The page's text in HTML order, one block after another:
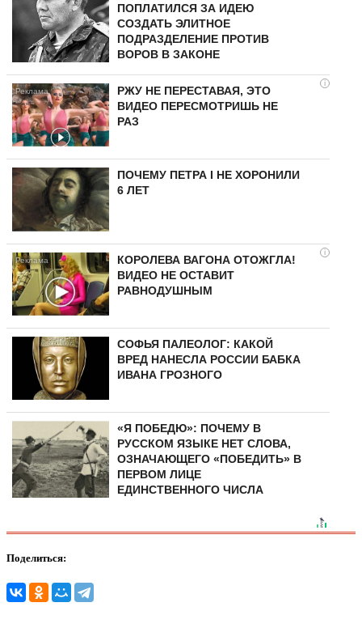
ПОПЛАТИЛСЯ ЗА ИДЕЮ
СОЗДАТЬ ЭЛИТНОЕ
ПОДРАЗДЕЛЕНИЕ ПРОТИВ
ВОРОВ В ЗАКОНЕ
i
РЖУ НЕ ПЕРЕСТАВАЯ, ЭТО
ВИДЕО ПЕРЕСМОТРИШЬ НЕ
РАЗ
ПОЧЕМУ ПЕТРА I НЕ ХОРОНИЛИ
6 ЛЕТ
i
КОРОЛЕВА ВАГОНА ОТОЖГЛА!
ВИДЕО НЕ ОСТАВИТ
РАВНОДУШНЫМ
СОФЬЯ ПАЛЕОЛОГ: КАКОЙ
ВРЕД НАНЕСЛА РОССИИ БАБКА
ИВАНА ГРОЗНОГО
«Я ПОБЕДЮ»: ПОЧЕМУ В
РУССКОМ ЯЗЫКЕ НЕТ СЛОВА,
ОЗНАЧАЮЩЕГО «ПОБЕДИТЬ» В
ПЕРВОМ ЛИЦЕ
ЕДИНСТВЕННОГО ЧИСЛА
Поделиться: